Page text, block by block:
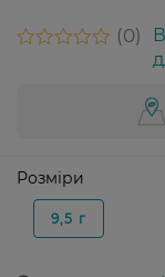
0
Розміри
9,5 г